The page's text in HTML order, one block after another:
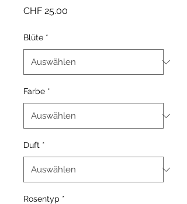
CHF 25.00
Blüte *
Farbe *
Duft *
Rosentyp *